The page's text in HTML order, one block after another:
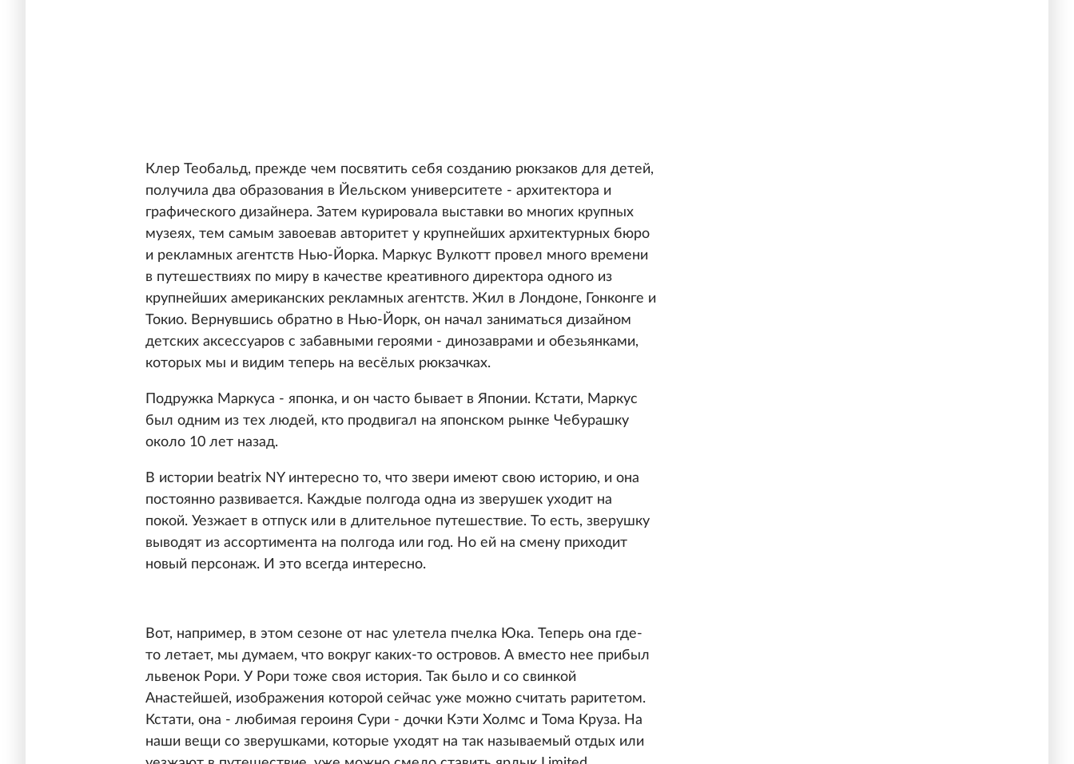
Клер Теобальд, прежде чем посвятить себя созданию рюкзаков для детей,
получила два образования в Йельском университете - архитектора и
графического дизайнера. Затем курировала выставки во многих крупных
музеях, тем самым завоевав авторитет у крупнейших архитектурных бюро
и рекламных агентств Нью-Йорка. Маркус Вулкотт провел много времени
в путешествиях по миру в качестве креативного директора одного из
крупнейших американских рекламных агентств. Жил в Лондоне, Гонконге и
Токио. Вернувшись обратно в Нью-Йорк, он начал заниматься дизайном
детских аксессуаров с забавными героями - динозаврами и обезьянками,
которых мы и видим теперь на весёлых рюкзачках.
Подружка Маркуса - японка, и он часто бывает в Японии. Кстати, Маркус
был одним из тех людей, кто продвигал на японском рынке Чебурашку
около 10 лет назад.
В истории beatrix NY интересно то, что звери имеют свою историю, и она
постоянно развивается. Каждые полгода одна из зверушек уходит на
покой. Уезжает в отпуск или в длительное путешествие. То есть, зверушку
выводят из ассортимента на полгода или год. Но ей на смену приходит
новый персонаж. И это всегда интересно.
Вот, например, в этом сезоне от нас улетела пчелка Юка. Теперь она где-
то летает, мы думаем, что вокруг каких-то островов. А вместо нее прибыл
львенок Рори. У Рори тоже своя история. Так было и со свинкой
Анастейшей, изображения которой сейчас уже можно считать раритетом.
Кстати, она - любимая героиня Сури - дочки Кэти Холмс и Тома Круза. На
наши вещи со зверушками, которые уходят на так называемый отдых или